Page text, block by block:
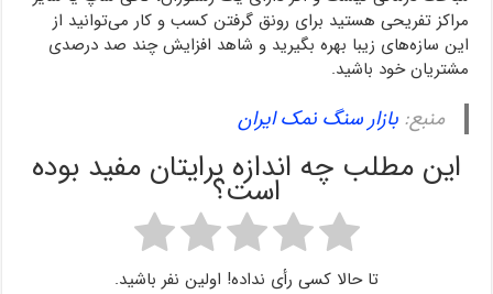
مراکز تفریحی هستید برای رونق گرفتن کسب و کار می‌توانید از
این سازه‌های زیبا بهره بگیرید و شاهد افزایش چند صد درصدی
مشتریان خود باشید.
منبع:بازار سنگ نمک ایران
این مطلب چه اندازه برایتان مفید بوده
است؟
تا حالا کسی رأی نداده! اولین نفر باشید.